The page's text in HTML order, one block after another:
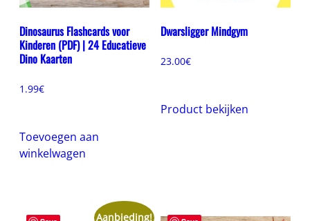
Dinosaurus Flashcards voor
Kinderen (PDF) | 24 Educatieve
Dino Kaarten
1.99€
Toevoegen aan
winkelwagen
Dwarsligger Mindgym
23.00€
Product bekijken
Aanbieding!